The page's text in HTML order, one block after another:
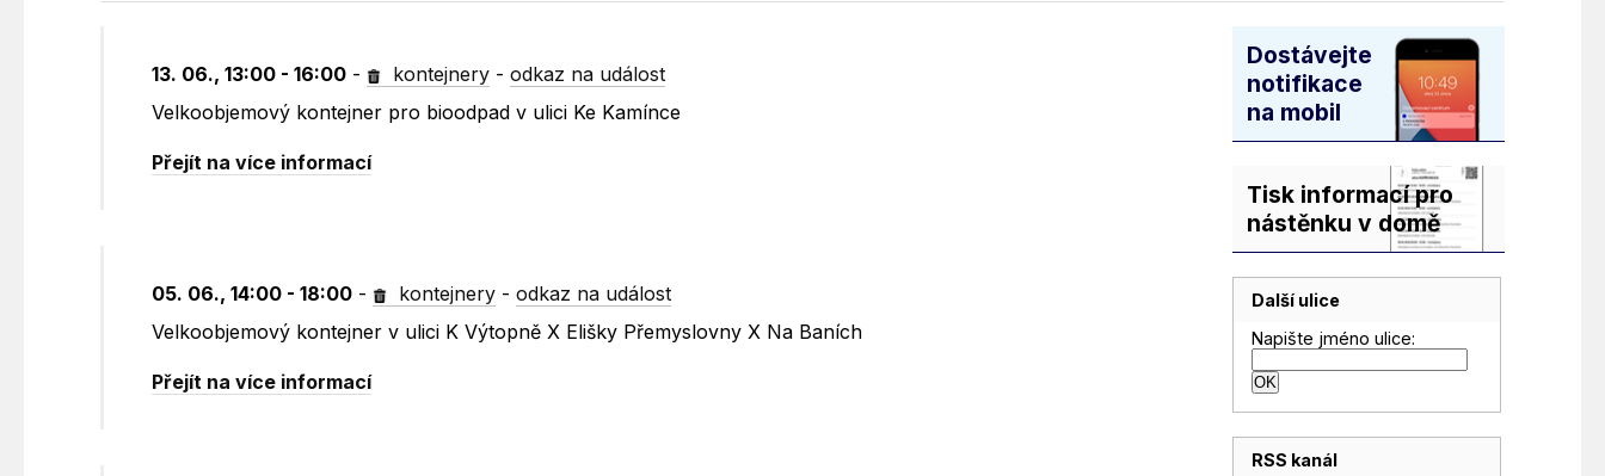
13. 06., 13:00 - 16:00 - kontejnery -odkaz na událost
Velkoobjemový kontejner pro bioodpad v ulici Ke Kamínce
Přejít na více informací
05. 06., 14:00 - 18:00 - kontejnery -odkaz na událost
Velkoobjemový kontejner v ulici K Výtopně X Elišky Přemyslovny X Na Baních
Přejít na více informací
Dostávejte
notifikace
na mobil
Tisk informací pro
nástěnku v domě
Další ulice
Napište jméno ulice:
RSS kanál